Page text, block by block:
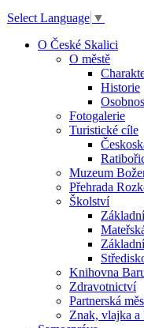
Select Language ▼
O České Skalici
O městě
Historie
Fotogalerie
Turistické cíle
Muzeum
Přehrada
Školství
Knihovna
Zdravotnictví
Partnerská
Znak, vlajka a